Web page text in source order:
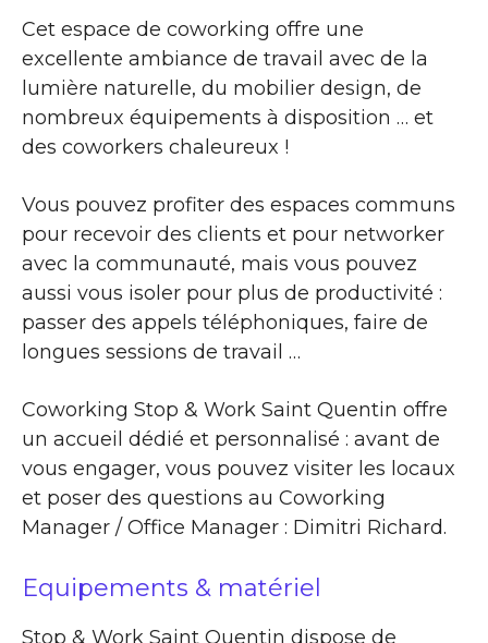
Cet espace de coworking offre une
excellente ambiance de travail avec de la
lumière naturelle, du mobilier design, de
nombreux équipements à disposition … et
des coworkers chaleureux !
Vous pouvez profiter des espaces communs
pour recevoir des clients et pour networker
avec la communauté, mais vous pouvez
aussi vous isoler pour plus de productivité :
passer des appels téléphoniques, faire de
longues sessions de travail …
Coworking Stop & Work Saint Quentin offre
un accueil dédié et personnalisé : avant de
vous engager, vous pouvez visiter les locaux
et poser des questions au Coworking
Manager / Office Manager : Dimitri Richard.
Equipements & matériel
Stop & Work Saint Quentin dispose de